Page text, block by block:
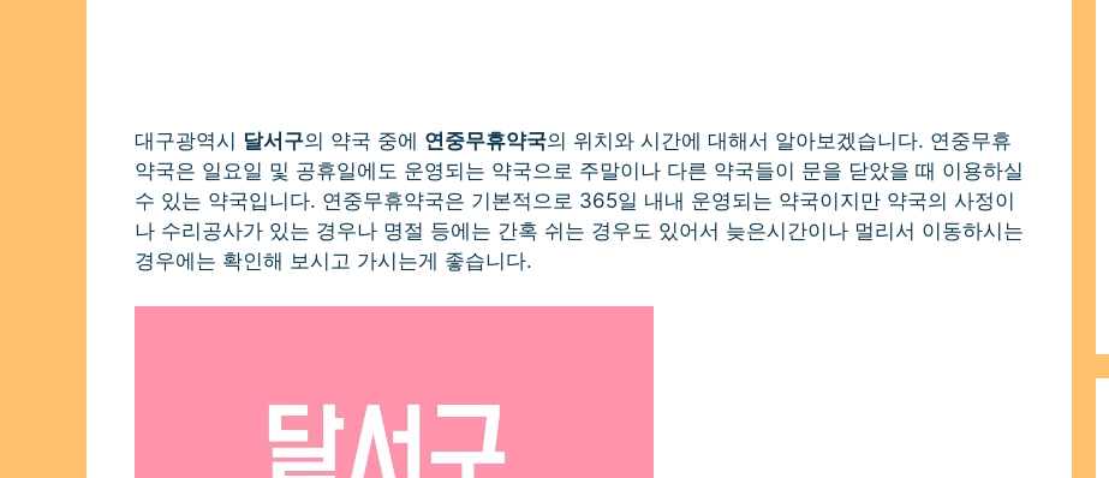
대구광역시 달서구의 약국 중에 연중무휴약국의 위치와 시간에 대해서 알아보겠습니다. 연중무휴
약국은 일요일 및 공휴일에도 운영되는 약국으로 주말이나 다른 약국들이 문을 닫았을 때 이용하실
수 있는 약국입니다. 연중무휴약국은 기본적으로 365일 내내 운영되는 약국이지만 약국의 사정이
나 수리공사가 있는 경우나 명절 등에는 간혹 쉬는 경우도 있어서 늦은시간이나 멀리서 이동하시는
경우에는 확인해 보시고 가시는게 좋습니다.